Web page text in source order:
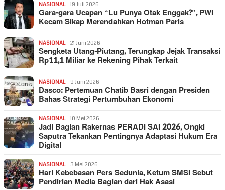
NASIONAL 19 Juli 2026
Gara-gara Ucapan “Lu Punya Otak Enggak?”, PWI
Kecam Sikap Merendahkan Hotman Paris
NASIONAL 21 Juni 2026
Sengketa Utang-Piutang, Terungkap Jejak Transaksi
Rp11,1 Miliar ke Rekening Pihak Terkait
NASIONAL 9 Juni 2026
Dasco: Pertemuan Chatib Basri dengan Presiden
Bahas Strategi Pertumbuhan Ekonomi
NASIONAL 10 Mei 2026
Jadi Bagian Rakernas PERADI SAI 2026, Ongki
Saputra Tekankan Pentingnya Adaptasi Hukum Era
Digital
NASIONAL 3 Mei 2026
Hari Kebebasan Pers Sedunia, Ketum SMSI Sebut
Pendirian Media Bagian dari Hak Asasi